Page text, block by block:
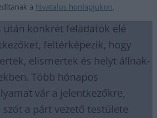
a hivatalos honlapjukon.
után konkrét feladatok elé
feltérképezik, hogy
elismertek és helyt állnak-
Több hónapos
vár a jelentkezőkre,
szót a párt vezető testülete